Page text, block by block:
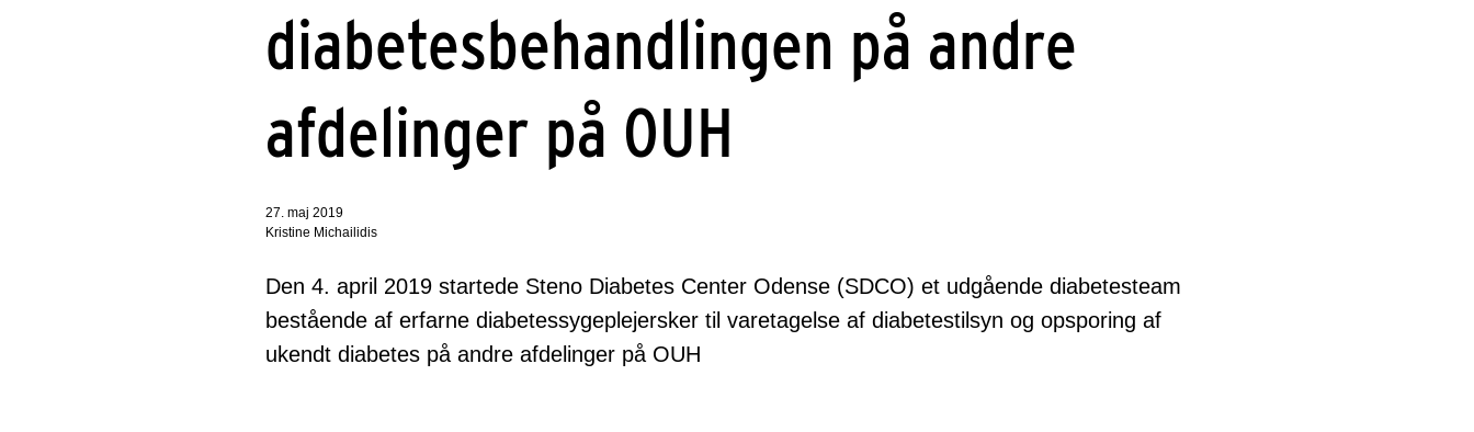
diabetesbehandlingen på andre
afdelinger på OUH
27. maj 2019
Kristine Michailidis
Den 4. april 2019 startede Steno Diabetes Center Odense (SDCO) et udgående diabetesteam
bestående af erfarne diabetessygeplejersker til varetagelse af diabetestilsyn og opsporing af
ukendt diabetes på andre afdelinger på OUH